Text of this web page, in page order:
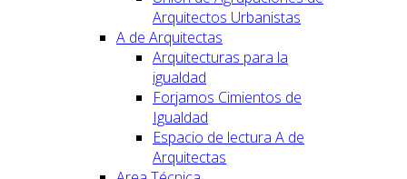
Arquitectos Urbanistas
A de Arquitectas
Arquitecturas para la
igualdad
Forjamos Cimientos de
Igualdad
Espacio de lectura A de
Arquitectas